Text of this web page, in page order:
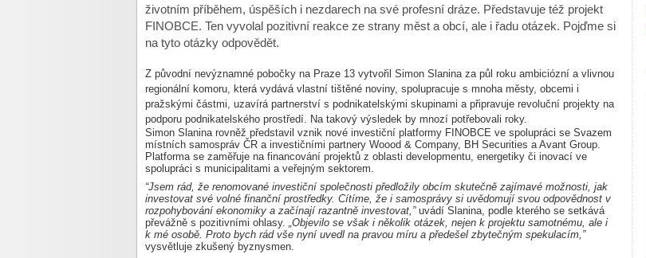
životním příběhem, úspěších i nezdarech na své profesní dráze. Představuje též projekt
FINOBCE. Ten vyvolal pozitivní reakce ze strany měst a obcí, ale i řadu otázek. Pojďme si
na tyto otázky odpovědět.
Z původní nevýznamné pobočky na Praze 13 vytvořil Simon Slanina za půl roku ambiciózní a vlivnou
regionální komoru, která vydává vlastní tištěné noviny, spolupracuje s mnoha městy, obcemi i
pražskými částmi, uzavírá partnerství s podnikatelskými skupinami a připravuje revoluční projekty na
podporu podnikatelského prostředí. Na takový výsledek by mnozí potřebovali roky.
Simon Slanina rovněž představil vznik nové investiční platformy FINOBCE ve spolupráci se Svazem
místních samospráv ČR a investičními partnery Woood & Company, BH Securities a Avant Group.
Platforma se zaměřuje na financování projektů z oblasti developmentu, energetiky či inovací ve
spolupráci s municipalitami a veřejným sektorem.
“Jsem rád, že renomované investiční společnosti předložily obcím skutečně zajímavé možnosti, jak
investovat své volné finanční prostředky. Cítíme, že i samosprávy si uvědomují svou odpovědnost v
rozpohybování ekonomiky a začínají razantně investovat,”uvádí Slanina, podle kterého se setkává
převážně s pozitivními ohlasy. „Objevilo se však i několik otázek, nejen k projektu samotnému, ale i
k mé osobě. Proto bych rád vše nyní uvedl na pravou míru a předešel zbytečným spekulacím,”
vysvětluje zkušený byznysmen.